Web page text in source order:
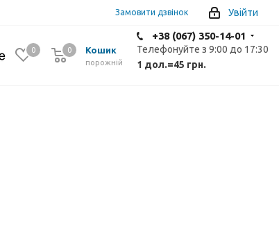
Увійти
Замовити дзвінок
+38 (067) 350-14-01
Телефонуйте з 9:00 до 17:30
1 дол.=45 грн.
0 Кошик
0
порожній
0